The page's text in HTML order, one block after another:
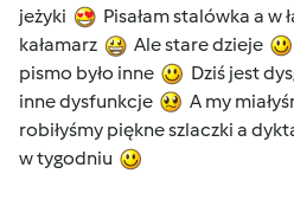
jeżyki
Pisałam stalówka a w
kałamarz
Ale stare dzieje
pismo było inne
Dziś jest
inne dysfunkcje
A my
robiłyśmy piękne szlaczki a
w tygodniu